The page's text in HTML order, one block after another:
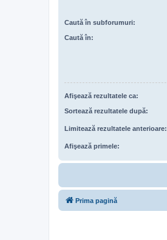
Caută în subforumuri:
Caută în:
Afişează rezultatele ca:
Sortează rezultatele după:
Limitează rezultatele anterioare:
Afişează primele:
Prima pagină